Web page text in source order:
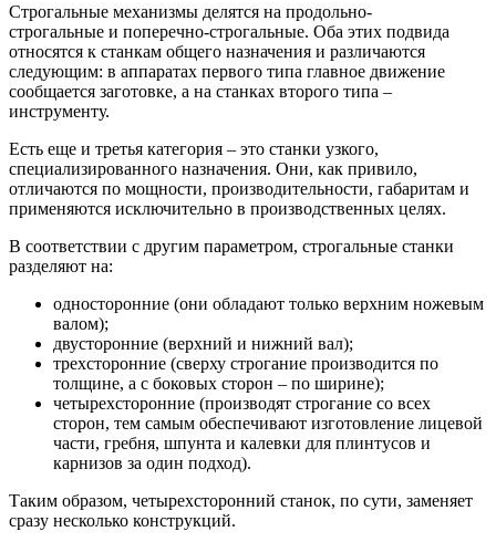
Строгальные механизмы делятся на продольно-
строгальные и поперечно-строгальные. Оба этих подвида
относятся к станкам общего назначения и различаются
следующим: в аппаратах первого типа главное движение
сообщается заготовке, а на станках второго типа –
инструменту.
Есть еще и третья категория – это станки узкого,
специализированного назначения. Они, как привило,
отличаются по мощности, производительности, габаритам и
применяются исключительно в производственных целях.
В соответствии с другим параметром, строгальные станки
разделяют на:
односторонние (они обладают только верхним ножевым
валом);
двусторонние (верхний и нижний вал);
трехсторонние (сверху строгание производится по
толщине, а с боковых сторон – по ширине);
четырехсторонние (производят строгание со всех
сторон, тем самым обеспечивают изготовление лицевой
части, гребня, шпунта и калевки для плинтусов и
карнизов за один подход).
Таким образом, четырехсторонний станок, по сути, заменяет
сразу несколько конструкций.